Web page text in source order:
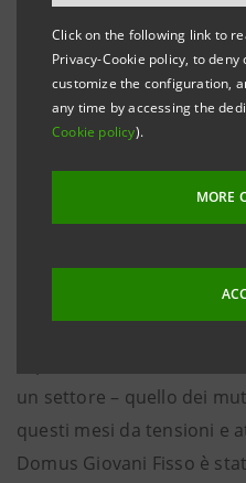
Click on the following link to
Privacy-Cookie policy, to
customize the configuration,
any time by accessing the
Cookie policy).
MORE
Torino, Milano 21
Fisso di Intesa Sanpaolo
un settore – quello dei
questi mesi da tensioni e
Domus Giovani Fisso è